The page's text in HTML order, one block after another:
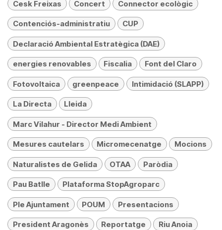
Cesk Freixas Concert Connector ecològic
Contenciós-administratiu CUP
Declaració Ambiental Estratègica (DAE)
energies renovables Fiscalia Font del Claro
Fotovoltaica greenpeace Intimidació (SLAPP)
La Directa Lleida
Marc Vilahur - Director Medi Ambient
Mesures cautelars Micromecenatge Mocions
Naturalistes de Gelida OTAA Paròdia
Pau Batlle Plataforma StopAgroparc
Ple Ajuntament POUM Presentacions
President Aragonès Reportatge Riu Anoia